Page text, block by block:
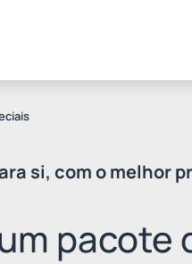
si, com o melhor
pacote